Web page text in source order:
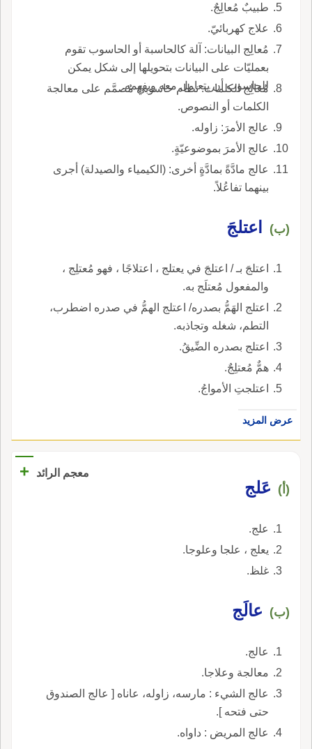
طبيبٌ مُعالِجٌ.
علاج كهربائيّ.
مُعالِج البيانات: آلة كالحاسبة أو الحاسوب تقوم
بعمليّات على البيانات بتحويلها إلى شكل يمكن
للحاسوب أن يتعامل معه ويفهمه.
مُعالِج الكلمات: نظام حاسوبيّ مُصمَّم على معالجة
الكلمات أو النصوص.
عالج الأمرَ: زاوله.
عالج الأمرَ بموضوعيّةٍ.
عالج مادَّةً بمادَّةٍ أخرى: (الكيمياء والصيدلة) أجرى
بينهما تفاعُلاً.
(ب) اعتلجَ
اعتلجَ بـ / اعتلجَ في يعتلج ، اعتلاجًا ، فهو مُعتلِج ،
والمفعول مُعتلَج به.
اعتلج الهَمُّ بصدره/ اعتلج الهمُّ في صدره اضطرب،
التطم، شغله وتجاذبه.
اعتلج بصدره الضِّيقُ.
همٌّ مُعتلِجٌ.
اعتلجتِ الأمواجُ.
عرض المزيد
معجم الرائد +
(أ) عَلج
علج.
يعلج ، علجا وعلوجا.
غلظ.
(ب) عالَج
عالج.
معالجة وعلاجا.
عالج الشيء : مارسه، زاوله، عاناه [ عالج الصندوق
حتى فتحه ].
عالج المريض : داواه.